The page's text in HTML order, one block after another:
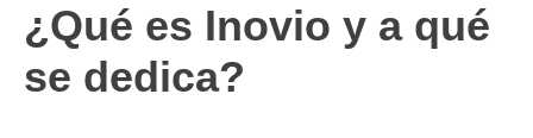
¿Qué es Inovio y a qué
se dedica?